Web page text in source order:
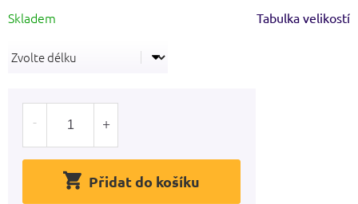
cena:
Tabulka velikostí
Přidat do košíku